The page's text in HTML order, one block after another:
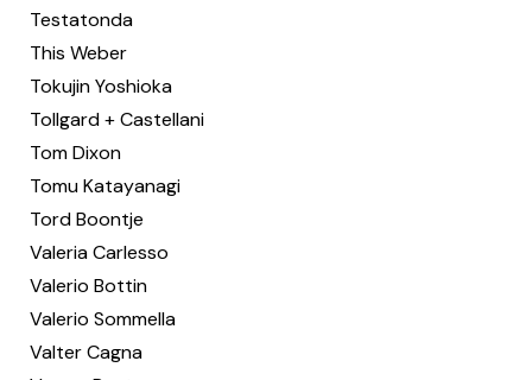
Testatonda
This Weber
Tokujin Yoshioka
Tollgard + Castellani
Tom Dixon
Tomu Katayanagi
Tord Boontje
Valeria Carlesso
Valerio Bottin
Valerio Sommella
Valter Cagna